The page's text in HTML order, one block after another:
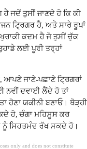
ਜਦੋਂ ਤੁਸੀਂ ਜਾਣਦੇ ਹੋ ਕਿ ਕੀ
ਟ੍ਰਿਗਰ ਹੈ, ਅਤੇ ਸਾਰੇ ਰੂਪਾਂ
ਕਦਮ ਹੈ ਜੋ ਤੁਸੀਂ ਚੁੱਕ
ਲਈ ਪੂਰੀ ਤਰ੍ਹਾਂ
ਆਪਣੇ ਜਾਣੇ-ਪਛਾਣੇ ਟ੍ਰਿਗਰਾਂ
ਨਵੀਂ ਦਵਾਈ ਲੈਂਦੇ ਹੋ ਤਾਂ
ਹੋਣਾ ਯਕੀਨੀ ਬਣਾਓ। ਥੋੜ੍ਹੀ
ਹੋ, ਚੰਗਾ ਮਹਿਸੂਸ ਕਰ
ਸਿਹਤਮੰਦ ਰੱਖ ਸਕਦੇ ਹੋ।
only and does not constitute